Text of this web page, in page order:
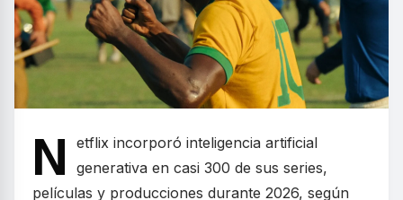
N
etflix incorporó inteligencia artificial
generativa en casi 300 de sus series,
películas y producciones durante 2026, según